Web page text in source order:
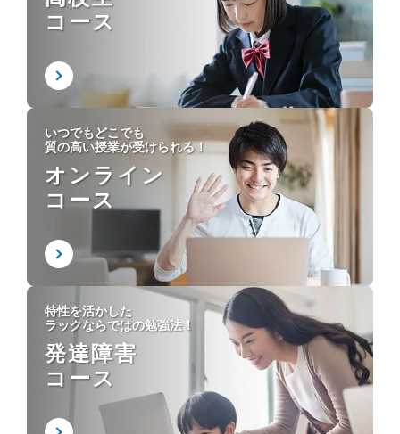
コース
いつでもどこでも
質の高い授業が受けられる！
オンライン
コース
特性を活かした
ラックならではの勉強法！
発達障害
コース